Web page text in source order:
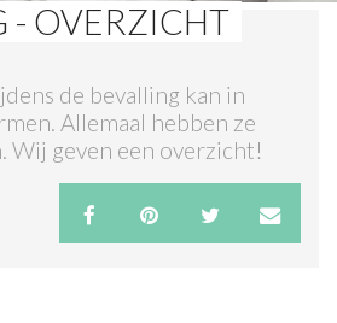
- OVERZICHT
de bevalling kan in
Allemaal hebben ze
Wij geven een overzicht!